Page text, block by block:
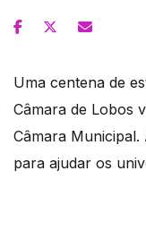
Uma centena de
Câmara de Lobos
Câmara Municipal.
para ajudar os